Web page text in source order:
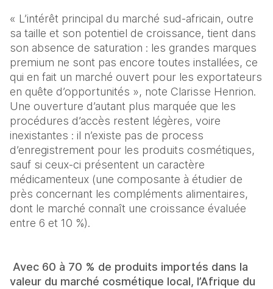
« L’intérêt principal du marché sud-africain, outre
sa taille et son potentiel de croissance, tient dans
son absence de saturation : les grandes marques
premium ne sont pas encore toutes installées, ce
qui en fait un marché ouvert pour les exportateurs
en quête d’opportunités », note Clarisse Henrion.
Une ouverture d’autant plus marquée que les
procédures d’accès restent légères, voire
inexistantes : il n’existe pas de process
d’enregistrement pour les produits cosmétiques,
sauf si ceux-ci présentent un caractère
médicamenteux (une composante à étudier de
près concernant les compléments alimentaires,
dont le marché connaît une croissance évaluée
entre 6 et 10 %).
Avec 60 à 70 % de produits importés dans la
valeur du marché cosmétique local, l’Afrique du